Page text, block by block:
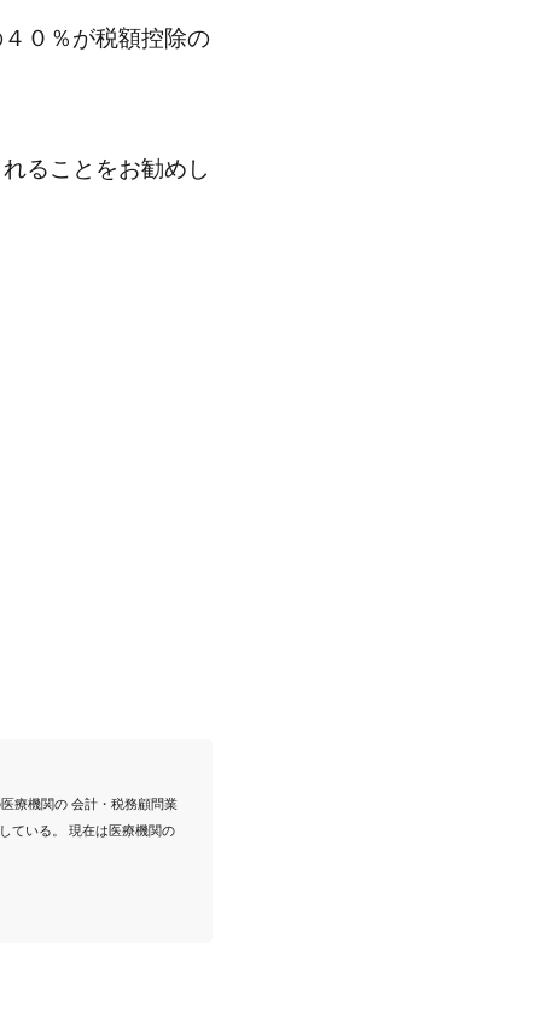
０％が税額控除の
ることをお勧めし
療機関の 会計・税務顧問業
ている。 現在は医療機関の